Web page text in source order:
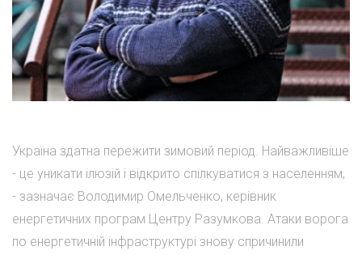
Україна здатна пережити зимовий період. Найважливіше
- це уникати ілюзій і відкрито спілкуватися з населенням,
- зазначає Володимир Омельченко, керівник
енергетичних програм Центру Разумкова. Атаки ворога
по енергетичній інфраструктурі знову спричинили